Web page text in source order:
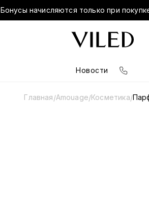
Бонусы начисляются только при
Новости
Главная/Amouage/Косметика/